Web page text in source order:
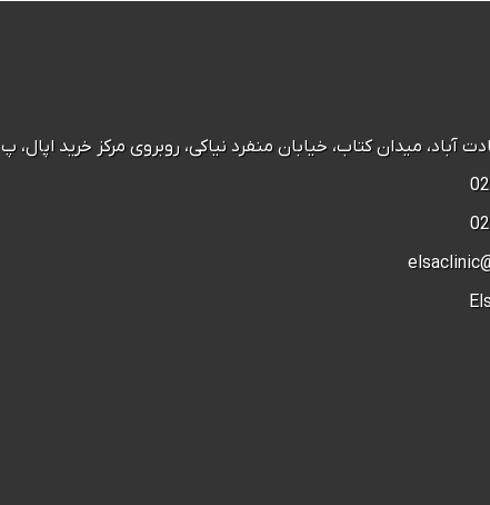
میدان کتاب، خیابان منفرد نیاکی، روبروی مرکز خرید اپال، پ 28 ،ط 5